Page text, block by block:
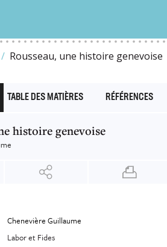
Rousseau, une histoire genevoise
TABLE DES MATIÈRES RÉFÉRENCES
histoire genevoise
Chenevière Guillaume
Labor et Fides